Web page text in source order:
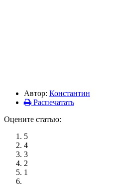
Автор: Константин
Распечатать
Оцените статью:
5
4
3
2
1